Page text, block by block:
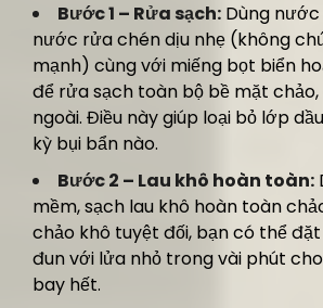
Bước 1 – Rửa sạch: Dùng
nước rửa chén dịu nhẹ (không
mạnh) cùng với miếng bọt biển
để rửa sạch toàn bộ bề mặt
ngoài. Điều này giúp loại bỏ lớp
kỳ bụi bẩn nào.
Bước 2 – Lau khô hoàn toàn:
mềm, sạch lau khô hoàn toàn
chảo khô tuyệt đối, bạn có thể
đun với lửa nhỏ trong vài phút
bay hết.